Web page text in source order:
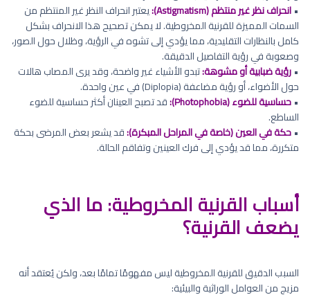
•انحراف نظر غير منتظم (Astigmatism):
يعتبر انحراف النظر غير المنتظم من
السمات المميزة للقرنية المخروطية. لا يمكن تصحيح هذا الانحراف بشكل
كامل بالنظارات التقليدية، مما يؤدي إلى تشوه في الرؤية، وظلال حول الصور،
وصعوبة في رؤية التفاصيل الدقيقة.
•رؤية ضبابية أو مشوهة:تبدو الأشياء غير واضحة، وقد يرى المصاب هالات
حول الأضواء، أو رؤية مضاعفة (Diplopia) في عين واحدة.
•حساسية للضوء (Photophobia):
قد تصبح العينان أكثر حساسية للضوء
الساطع.
•حكة في العين (خاصة في المراحل المبكرة):قد يشعر بعض المرضى بحكة
متكررة، مما قد يؤدي إلى فرك العينين وتفاقم الحالة.
أسباب القرنية المخروطية: ما الذي
يضعف القرنية؟
السبب الدقيق للقرنية المخروطية ليس مفهومًا تمامًا بعد، ولكن يُعتقد أنه
مزيج من العوامل الوراثية والبيئية: